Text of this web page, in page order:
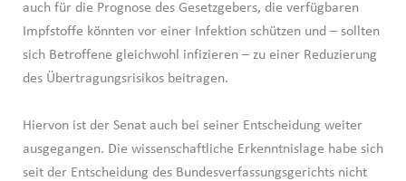
auch für die Prognose des Gesetzgebers, die verfügbaren
Impfstoffe könnten vor einer Infektion schützen und – sollten
sich Betroffene gleichwohl infizieren – zu einer Reduzierung
des Übertragungsrisikos beitragen.
Hiervon ist der Senat auch bei seiner Entscheidung weiter
ausgegangen. Die wissenschaftliche Erkenntnislage habe sich
seit der Entscheidung des Bundesverfassungsgerichts nicht